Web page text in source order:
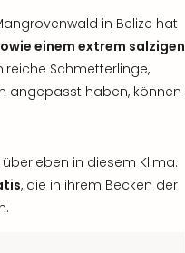
in Belize hat
einem extrem salzigen
Schmetterlinge,
angepasst haben, können
überleben in diesem Klima.
, die in ihrem Becken der